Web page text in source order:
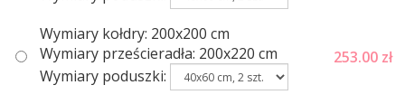
Wymiary kołdry: 200x200 cm
Wymiary prześcieradła: 200x220 cm
Wymiary poduszki:
253.00 zł